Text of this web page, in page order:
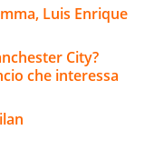
Luis Enrique
City?
che interessa